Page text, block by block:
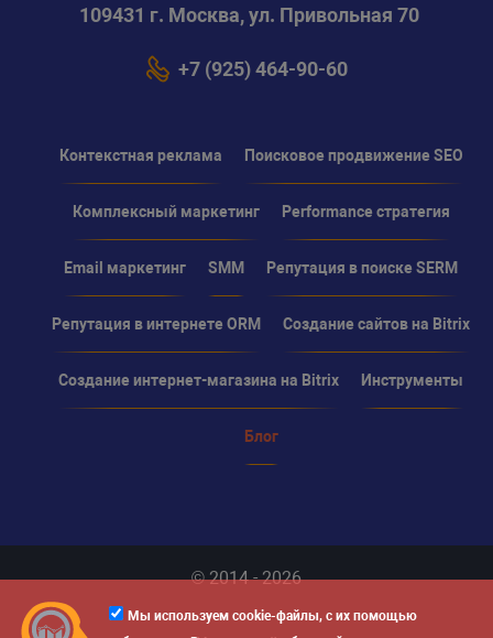
Мы используем cookie-файлы, с их помощью
109431 г. Москва, ул. Привольная 70
+7 (925) 464-90-60
Контекстная реклама Поисковое продвижение SEO
Комплексный маркетинг Performance стратегия
Email маркетинг SMM Репутация в поиске SERM
Репутация в интернете ORM Создание сайтов на Bitrix
Создание интернет-магазина на Bitrix Инструменты
Блог
© 2014 - 2026